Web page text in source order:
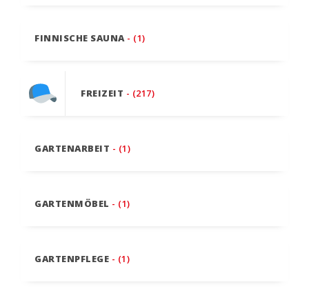
FINNISCHE SAUNA - (1)
FREIZEIT - (217)
GARTENARBEIT - (1)
GARTENMÖBEL - (1)
GARTENPFLEGE - (1)